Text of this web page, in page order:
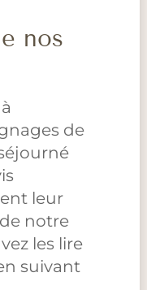
nos
de
leur
notre
les lire
suivant